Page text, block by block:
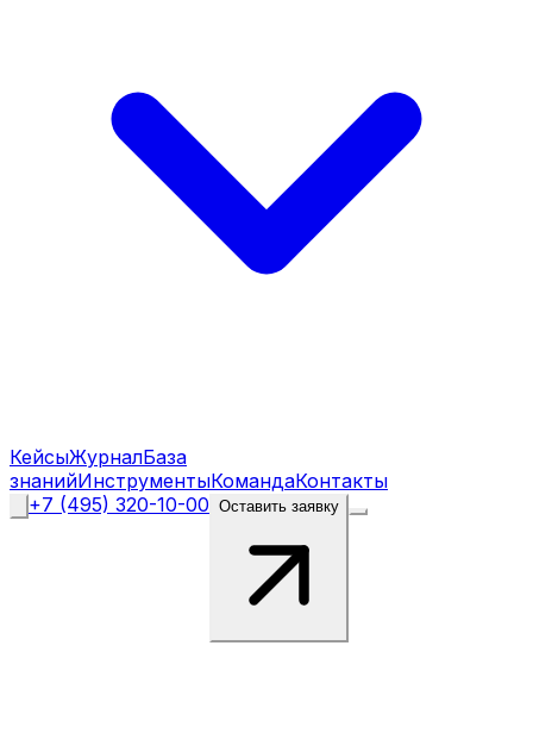
КейсыЖурналБаза
знанийИнструментыКомандаКонтакты
+7 (495) 320-10-00 Оставить заявку